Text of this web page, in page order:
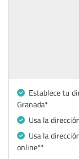
Establece tu
Granada*
Usa la
Usa la
online**